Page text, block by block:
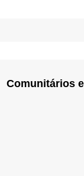
Comunitários